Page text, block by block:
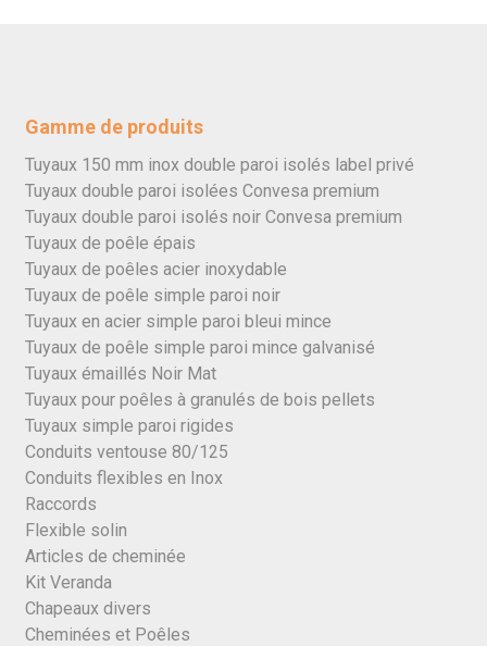
Gamme de produits
Tuyaux 150 mm inox double paroi isolés label privé
Tuyaux double paroi isolées Convesa premium
Tuyaux double paroi isolés noir Convesa premium
Tuyaux de poêle épais
Tuyaux de poêles acier inoxydable
Tuyaux de poêle simple paroi noir
Tuyaux en acier simple paroi bleui mince
Tuyaux de poêle simple paroi mince galvanisé
Tuyaux émaillés Noir Mat
Tuyaux pour poêles à granulés de bois pellets
Tuyaux simple paroi rigides
Conduits ventouse 80/125
Conduits flexibles en Inox
Raccords
Flexible solin
Articles de cheminée
Kit Veranda
Chapeaux divers
Cheminées et Poêles